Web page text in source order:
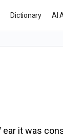
Dictionary AI
it was